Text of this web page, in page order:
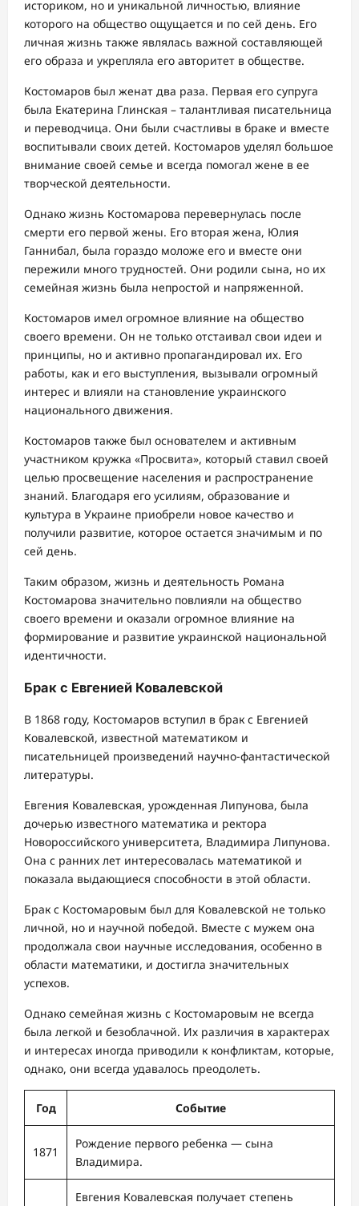
историком, но и уникальной личностью, влияние
которого на общество ощущается и по сей день. Его
личная жизнь также являлась важной составляющей
его образа и укрепляла его авторитет в обществе.
Костомаров был женат два раза. Первая его супруга
была Екатерина Глинская – талантливая писательница
и переводчица. Они были счастливы в браке и вместе
воспитывали своих детей. Костомаров уделял большое
внимание своей семье и всегда помогал жене в ее
творческой деятельности.
Однако жизнь Костомарова перевернулась после
смерти его первой жены. Его вторая жена, Юлия
Ганнибал, была гораздо моложе его и вместе они
пережили много трудностей. Они родили сына, но их
семейная жизнь была непростой и напряженной.
Костомаров имел огромное влияние на общество
своего времени. Он не только отстаивал свои идеи и
принципы, но и активно пропагандировал их. Его
работы, как и его выступления, вызывали огромный
интерес и влияли на становление украинского
национального движения.
Костомаров также был основателем и активным
участником кружка «Просвита», который ставил своей
целью просвещение населения и распространение
знаний. Благодаря его усилиям, образование и
культура в Украине приобрели новое качество и
получили развитие, которое остается значимым и по
сей день.
Таким образом, жизнь и деятельность Романа
Костомарова значительно повлияли на общество
своего времени и оказали огромное влияние на
формирование и развитие украинской национальной
идентичности.
Брак с Евгенией Ковалевской
В 1868 году, Костомаров вступил в брак с Евгенией
Ковалевской, известной математиком и
писательницей произведений научно-фантастической
литературы.
Евгения Ковалевская, урожденная Липунова, была
дочерью известного математика и ректора
Новороссийского университета, Владимира Липунова.
Она с ранних лет интересовалась математикой и
показала выдающиеся способности в этой области.
Брак с Костомаровым был для Ковалевской не только
личной, но и научной победой. Вместе с мужем она
продолжала свои научные исследования, особенно в
области математики, и достигла значительных
успехов.
Однако семейная жизнь с Костомаровым не всегда
была легкой и безоблачной. Их различия в характерах
и интересах иногда приводили к конфликтам, которые,
однако, они всегда удавалось преодолеть.
Год Событие
1871
Рождение первого ребенка — сына
Владимира.
Евгения Ковалевская получает степень